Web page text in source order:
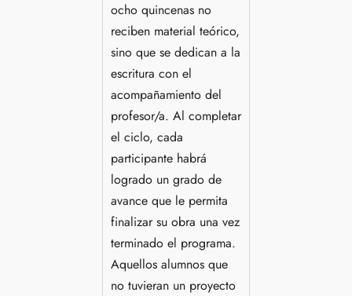
ocho quincenas no
reciben material teórico,
sino que se dedican a la
escritura con el
acompañamiento del
profesor/a. Al completar
el ciclo, cada
participante habrá
logrado un grado de
avance que le permita
finalizar su obra una vez
terminado el programa.
Aquellos alumnos que
no tuvieran un proyecto